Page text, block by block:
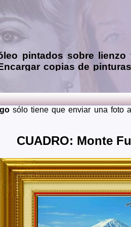
pintados sobre
copias de
mendiante envío de fotos
Asturias, Avila, Badajoz, Islas
Guipuzcoa, Huelva,
Cruz de Tenerife,
sólo tiene que enviar una foto
CUADRO: Monte